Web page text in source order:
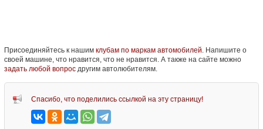
Присоединяйтесь к нашим клубам по маркам автомобилей. Напишите о
своей машине, что нравится, что не нравится. А также на сайте можно
задать любой вопросдругим автолюбителям.
Спасибо, что поделились ссылкой на эту страницу!